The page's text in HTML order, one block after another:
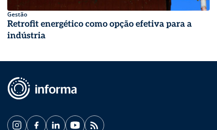
Gestão
Retrofit energético como opção efetiva para a
indústria